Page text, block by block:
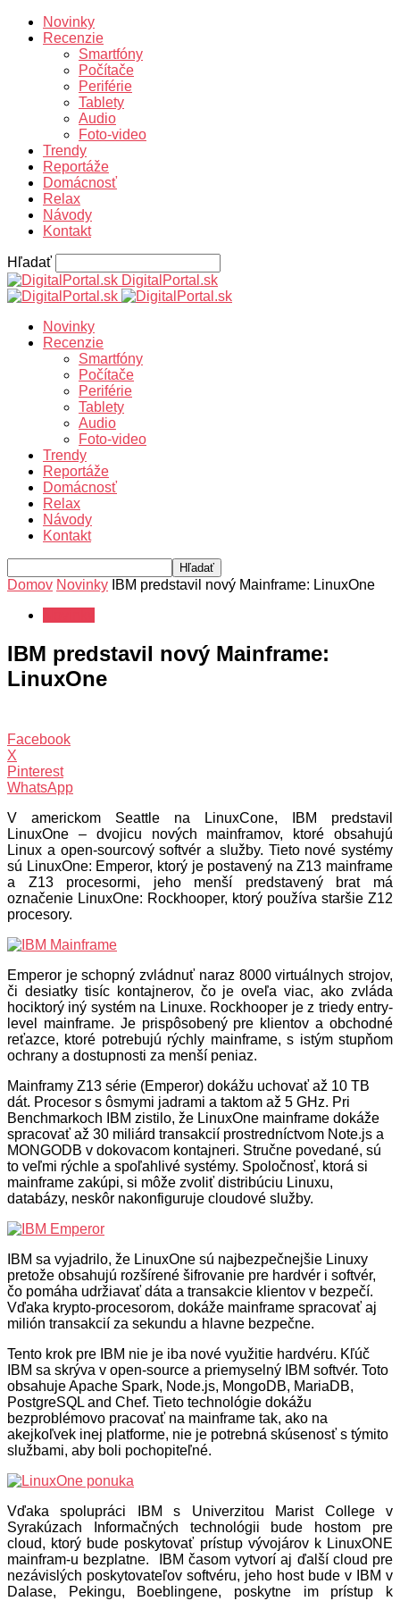
Novinky
Recenzie
Smartfóny
Počítače
Periférie
Tablety
Audio
Foto-video
Trendy
Reportáže
Domácnosť
Relax
Návody
Kontakt
Hľadať
DigitalPortal.sk
Novinky
Recenzie
Smartfóny
Počítače
Periférie
Tablety
Audio
Foto-video
Trendy
Reportáže
Domácnosť
Relax
Návody
Kontakt
Domov Novinky IBM predstavil nový Mainframe: LinuxOne
IBM predstavil nový Mainframe:
LinuxOne
Facebook
X
Pinterest
WhatsApp
V americkom Seattle na LinuxCone, IBM predstavil
LinuxOne – dvojicu nových mainframov, ktoré obsahujú
Linux a open-sourcový softvér a služby. Tieto nové systémy
sú LinuxOne: Emperor, ktorý je postavený na Z13 mainframe
a Z13 procesormi, jeho menší predstavený brat má
označenie LinuxOne: Rockhooper, ktorý používa staršie Z12
procesory.
Emperor je schopný zvládnuť naraz 8000 virtuálnych strojov,
či desiatky tisíc kontajnerov, čo je oveľa viac, ako zvláda
hociktorý iný systém na Linuxe. Rockhooper je z triedy entry-
level mainframe. Je prispôsobený pre klientov a obchodné
reťazce, ktoré potrebujú rýchly mainframe, s istým stupňom
ochrany a dostupnosti za menší peniaz.
Mainframy Z13 série (Emperor) dokážu uchovať až 10 TB
dát. Procesor s ôsmymi jadrami a taktom až 5 GHz. Pri
Benchmarkoch IBM zistilo, že LinuxOne mainframe dokáže
spracovať až 30 miliárd transakcií prostredníctvom Note.js a
MONGODB v dokovacom kontajneri. Stručne povedané, sú
to veľmi rýchle a spoľahlivé systémy. Spoločnosť, ktorá si
mainframe zakúpi, si môže zvoliť distribúciu Linuxu,
databázy, neskôr nakonfiguruje cloudové služby.
IBM sa vyjadrilo, že LinuxOne sú najbezpečnejšie Linuxy
pretože obsahujú rozšírené šifrovanie pre hardvér i softvér,
čo pomáha udržiavať dáta a transakcie klientov v bezpečí.
Vďaka krypto-procesorom, dokáže mainframe spracovať aj
milión transakcií za sekundu a hlavne bezpečne.
Tento krok pre IBM nie je iba nové využitie hardvéru. Kľúč
IBM sa skrýva v open-source a priemyselný IBM softvér. Toto
obsahuje Apache Spark, Node.js, MongoDB, MariaDB,
PostgreSQL and Chef. Tieto technológie dokážu
bezproblémovo pracovať na mainframe tak, ako na
akejkoľvek inej platforme, nie je potrebná skúsenosť s týmito
službami, aby boli pochopiteľné.
Vďaka spolupráci IBM s Univerzitou Marist College v
Syrakúzach Informačných technológii bude hostom pre
cloud, ktorý bude poskytovať prístup vývojárov k LinuxONE
mainfram-u bezplatne. IBM časom vytvorí aj ďalší cloud pre
nezávislých poskytovateľov softvéru, jeho host bude v IBM v
Dalase, Pekingu, Boeblingene, poskytne im prístup k